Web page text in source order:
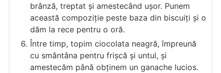
brânză, treptat și amestecând ușor. Punem
această compoziție peste baza din biscuiți și o
dăm la rece pentru o oră.
Între timp, topim ciocolata neagră, împreună
cu smântâna pentru frișcă și untul, și
amestecăm până obținem un ganache lucios.